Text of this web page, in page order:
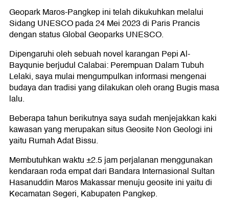
Geopark Maros-Pangkep ini telah dikukuhkan melalui
Sidang UNESCO pada 24 Mei 2023 di Paris Prancis
dengan status Global Geoparks UNESCO.
Dipengaruhi oleh sebuah novel karangan Pepi Al-
Bayqunie berjudul Calabai: Perempuan Dalam Tubuh
Lelaki, saya mulai mengumpulkan informasi mengenai
budaya dan tradisi yang dilakukan oleh orang Bugis masa
lalu.
Beberapa tahun berikutnya saya sudah menjejakkan kaki
kawasan yang merupakan situs Geosite Non Geologi ini
yaitu Rumah Adat Bissu.
Membutuhkan waktu ±2.5 jam perjalanan menggunakan
kendaraan roda empat dari Bandara Internasional Sultan
Hasanuddin Maros Makassar menuju geosite ini yaitu di
Kecamatan Segeri, Kabupaten Pangkep.